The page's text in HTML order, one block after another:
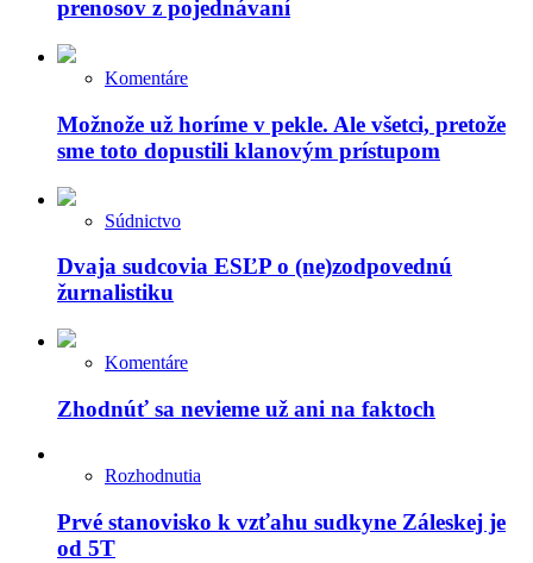
prenosov z pojednávaní
Komentáre
Možnože už horíme v pekle. Ale všetci, pretože
sme toto dopustili klanovým prístupom
Súdnictvo
Dvaja sudcovia ESĽP o (ne)zodpovednú
žurnalistiku
Komentáre
Zhodnúť sa nevieme už ani na faktoch
Rozhodnutia
Prvé stanovisko k vzťahu sudkyne Záleskej je
od 5T